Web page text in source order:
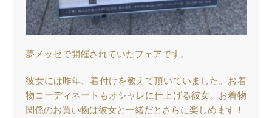
夢メッセで開催されていたフェアです。
彼女には昨年、着付けを教えて頂いていました。お着
物コーディネートもオシャレに仕上げる彼女。お着物
関係のお買い物は彼女と一緒だとさらに楽しめます！